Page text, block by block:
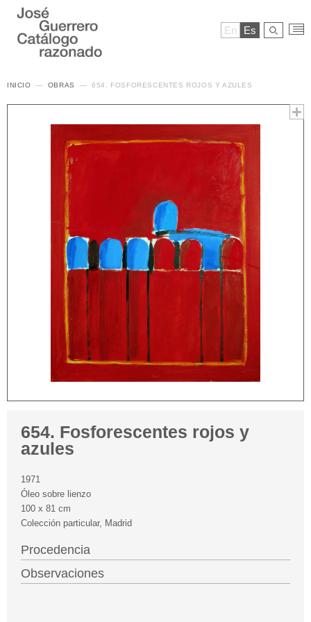
En Es
INICIO OBRAS 654. FOSFORESCENTES ROJOS Y AZULES
654. Fosforescentes rojos y
azules
1971
Óleo sobre lienzo
100 x 81 cm
Colección particular, Madrid
Procedencia
Observaciones